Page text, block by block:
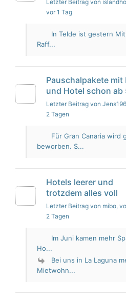
Letzter Beitrag von
vor 1 Tag
In Telde ist gestern
Raff...
Pauschalpakete mit
und Hotel schon ab
Letzter Beitrag von
2 Tagen
Für Gran Canaria wird
beworben. S...
Hotels leerer und
trotzdem alles voll
Letzter Beitrag von mibo,
2 Tagen
Im Juni kamen mehr
Ho...
Bei uns in La Laguna
Mietwohn...